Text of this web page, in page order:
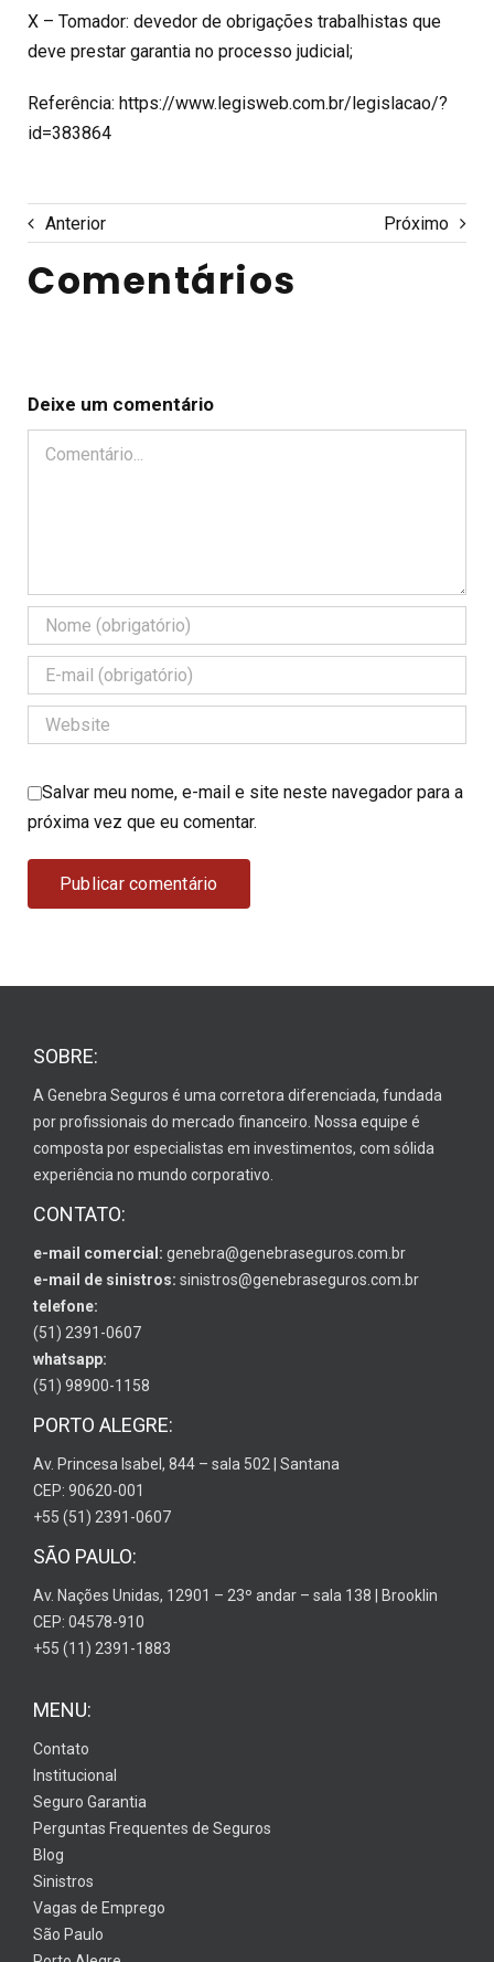
X – Tomador: devedor de obrigações trabalhistas que
deve prestar garantia no processo judicial;
Referência: https://www.legisweb.com.br/legislacao/?
id=383864
Anterior Próximo
Comentários
Deixe um comentário
Comentário
Salvar meu nome, e-mail e site neste navegador para a
próxima vez que eu comentar.
SOBRE:
A Genebra Seguros é uma corretora diferenciada, fundada
por profissionais do mercado financeiro. Nossa equipe é
composta por especialistas em investimentos, com sólida
experiência no mundo corporativo.
CONTATO:
e-mail comercial: genebra@genebraseguros.com.br
e-mail de sinistros: sinistros@genebraseguros.com.br
telefone:
(51) 2391-0607
whatsapp:
(51) 98900-1158
PORTO ALEGRE:
Av. Princesa Isabel, 844 – sala 502 | Santana
CEP: 90620-001
+55 (51) 2391-0607
SÃO PAULO:
Av. Nações Unidas, 12901 – 23º andar – sala 138 | Brooklin
CEP: 04578-910
+55 (11) 2391-1883
MENU:
Contato
Institucional
Seguro Garantia
Perguntas Frequentes de Seguros
Blog
Sinistros
Vagas de Emprego
São Paulo